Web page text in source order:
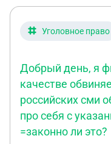
Уголовное право
Добрый день, я
качестве
российских сми
про себя с
=законно ли это?